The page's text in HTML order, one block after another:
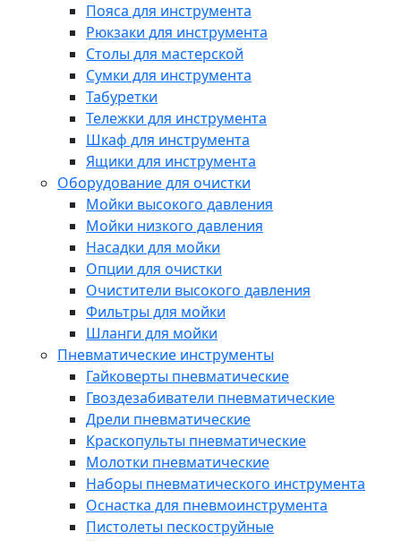
Пояса для инструмента
Рюкзаки для инструмента
Столы для мастерской
Сумки для инструмента
Табуретки
Тележки для инструмента
Шкаф для инструмента
Ящики для инструмента
Оборудование для очистки
Мойки высокого давления
Мойки низкого давления
Насадки для мойки
Опции для очистки
Очистители высокого давления
Фильтры для мойки
Шланги для мойки
Пневматические инструменты
Гайковерты пневматические
Гвоздезабиватели пневматические
Дрели пневматические
Краскопульты пневматические
Молотки пневматические
Наборы пневматического инструмента
Оснастка для пневмоинструмента
Пистолеты пескоструйные